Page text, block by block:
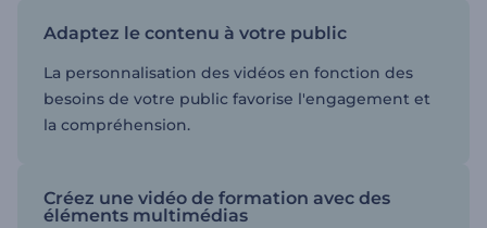
Adaptez le contenu à votre public
La personnalisation des vidéos en fonction des
besoins de votre public favorise l'engagement et
la compréhension.
Créez une vidéo de formation avec des
éléments multimédias